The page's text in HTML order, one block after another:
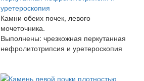
Камни обеих почек, левого
мочеточника.
Выполнены: чрезкожная перкутанная
нефролитотрипсия и уретероскопия